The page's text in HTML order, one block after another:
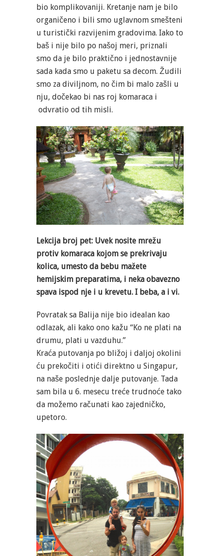
bio komplikovaniji. Kretanje nam je bilo
organičeno i bili smo uglavnom smešteni
u turistički razvijenim gradovima. Iako to
baš i nije bilo po našoj meri, priznali
smo da je bilo praktično i jednostavnije
sada kada smo u paketu sa decom. Žudili
smo za diviljnom, no čim bi malo zašli u
nju, dočekao bi nas roj komaraca i
odvratio od tih misli.
Lekcija broj pet: Uvek nosite mrežu
protiv komaraca kojom se prekrivaju
kolica, umesto da bebu mažete
hemijskim preparatima, i neka obavezno
spava ispod nje i u krevetu. I beba, a i vi.
Povratak sa Balija nije bio idealan kao
odlazak, ali kako ono kažu “Ko ne plati na
drumu, plati u vazduhu.”
Kraća putovanja po bližoj i daljoj okolini
ću prekočiti i otići direktno u Singapur,
na naše poslednje dalje putovanje. Tada
sam bila u 6. mesecu treće trudnoće tako
da možemo računati kao zajedničko,
upetoro.